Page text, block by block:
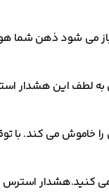
می شود ذهن شما
لطف این هشدار
خاموش می کند. با
استرس